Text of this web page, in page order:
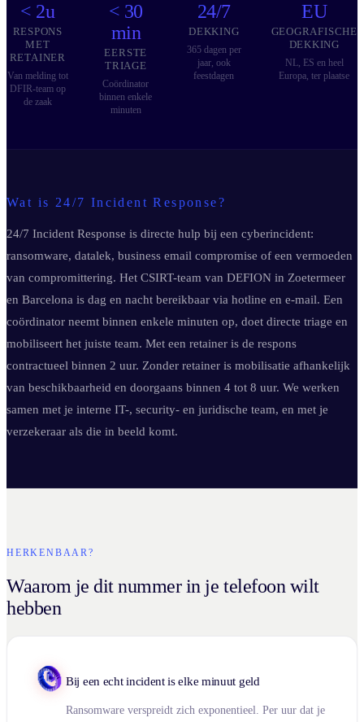
< 2u
RESPONS
MET
RETAINER
Van melding tot
DFIR-team op
de zaak
< 30
min
EERSTE
TRIAGE
Coördinator
binnen enkele
minuten
24/7
DEKKING
365 dagen per
jaar, ook
feestdagen
EU
GEOGRAFISCHE
DEKKING
NL, ES en heel
Europa, ter plaatse
Wat is 24/7 Incident Response?
24/7 Incident Response is directe hulp bij een cyberincident:
ransomware, datalek, business email compromise of een vermoeden
van compromittering. Het CSIRT-team van DEFION in Zoetermeer
en Barcelona is dag en nacht bereikbaar via hotline en e-mail. Een
coördinator neemt binnen enkele minuten op, doet directe triage en
mobiliseert het juiste team. Met een retainer is de respons
contractueel binnen 2 uur. Zonder retainer is mobilisatie afhankelijk
van beschikbaarheid en doorgaans binnen 4 tot 8 uur. We werken
samen met je interne IT-, security- en juridische team, en met je
verzekeraar als die in beeld komt.
HERKENBAAR?
Waarom je dit nummer in je telefoon wilt
hebben
Bij een echt incident is elke minuut geld
Ransomware verspreidt zich exponentieel. Per uur dat je